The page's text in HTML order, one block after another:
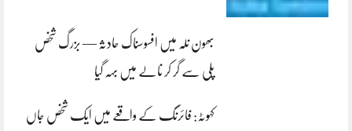
بھون نلہ میں افسوسناک حادثہ — بزرگ شخص
پلی سے گر کر نالے میں بہہ گیا
کہوٹہ: فائرنگ کے واقعے میں ایک شخص جاں